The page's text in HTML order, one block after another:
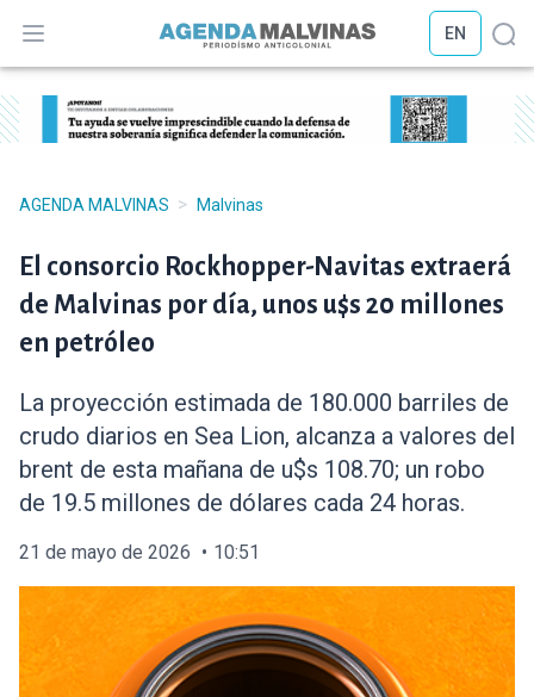
Abrir menú
EN
AGENDA MALVINAS > Malvinas
El consorcio Rockhopper-Navitas extraerá
de Malvinas por día, unos u$s 20 millones
en petróleo
La proyección estimada de 180.000 barriles de
crudo diarios en Sea Lion, alcanza a valores del
brent de esta mañana de u$s 108.70; un robo
de 19.5 millones de dólares cada 24 horas.
21 de mayo de 2026 10:51